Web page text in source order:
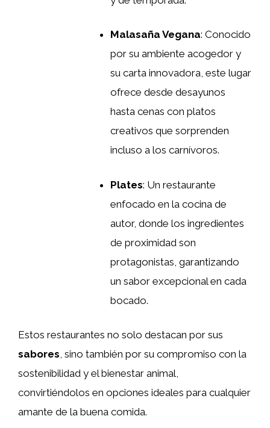
Malasaña Vegana: Conocido
por su ambiente acogedor y
su carta innovadora, este lugar
ofrece desde desayunos
hasta cenas con platos
creativos que sorprenden
incluso a los carnívoros.
Plates: Un restaurante
enfocado en la cocina de
autor, donde los ingredientes
de proximidad son
protagonistas, garantizando
un sabor excepcional en cada
bocado.
Estos restaurantes no solo destacan por sus
sabores, sino también por su compromiso con la
sostenibilidad y el bienestar animal,
convirtiéndolos en opciones ideales para cualquier
amante de la buena comida.